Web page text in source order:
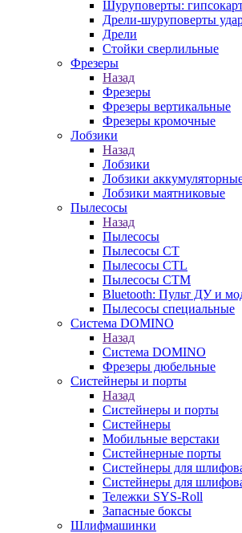
Шуруповерты:
Дрели-шуруповерты
Дрели
Стойки сверлильные
Фрезеры
Назад
Фрезеры
Фрезеры вертикальные
Фрезеры кромочные
Лобзики
Назад
Лобзики
Лобзики
Лобзики маятниковые
Пылесосы
Назад
Пылесосы
Пылесосы CT
Пылесосы CTL
Пылесосы CTM
Bluetooth: Пульт ДУ и
Пылесосы специальные
Система DOMINO
Назад
Система DOMINO
Фрезеры дюбельные
Систейнеры и порты
Назад
Систейнеры и порты
Систейнеры
Мобильные верстаки
Систейнерные порты
Систейнеры для
Систейнеры для
Тележки SYS-Roll
Запасные боксы
Шлифмашинки